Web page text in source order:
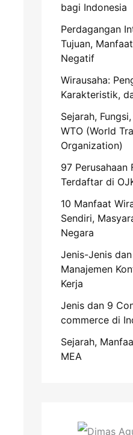
bagi Indonesia
Perdagangan
Tujuan,
Negatif
Wirausaha:
Karakteristik,
Sejarah,
WTO (World
Organization)
97 Perusahaan
Terdaftar di
10 Manfaat
Sendiri,
Negara
Jenis-Jenis
Manajemen
Kerja
Jenis dan 9
commerce di
Sejarah,
MEA